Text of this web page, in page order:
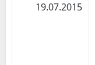
19.07.2015